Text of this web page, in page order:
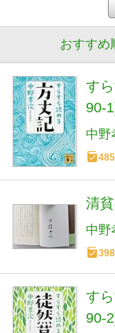
おすすめ
す
90-
中野
485
清
中野
398
す
90-